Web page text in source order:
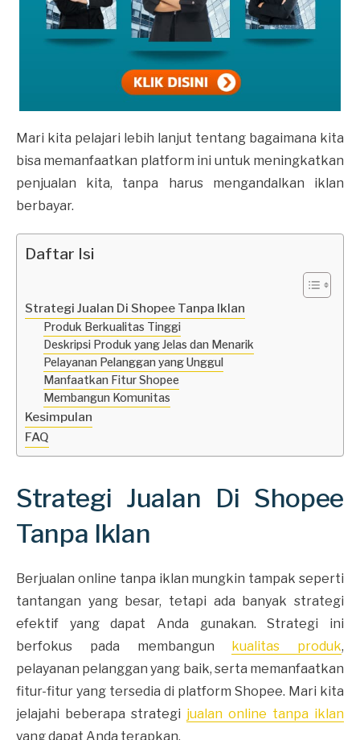
Mari kita pelajari lebih lanjut tentang bagaimana kita
bisa memanfaatkan platform ini untuk meningkatkan
penjualan kita, tanpa harus mengandalkan iklan
berbayar.
Daftar Isi
Strategi Jualan Di Shopee Tanpa Iklan
Produk Berkualitas Tinggi
Deskripsi Produk yang Jelas dan Menarik
Pelayanan Pelanggan yang Unggul
Manfaatkan Fitur Shopee
Membangun Komunitas
Kesimpulan
FAQ
Strategi Jualan Di Shopee
Tanpa Iklan
Berjualan online tanpa iklan mungkin tampak seperti
tantangan yang besar, tetapi ada banyak strategi
efektif yang dapat Anda gunakan. Strategi ini
berfokus pada membangun kualitas produk,
pelayanan pelanggan yang baik, serta memanfaatkan
fitur-fitur yang tersedia di platform Shopee. Mari kita
jelajahi beberapa strategi jualan online tanpa iklan
yang dapat Anda terapkan.